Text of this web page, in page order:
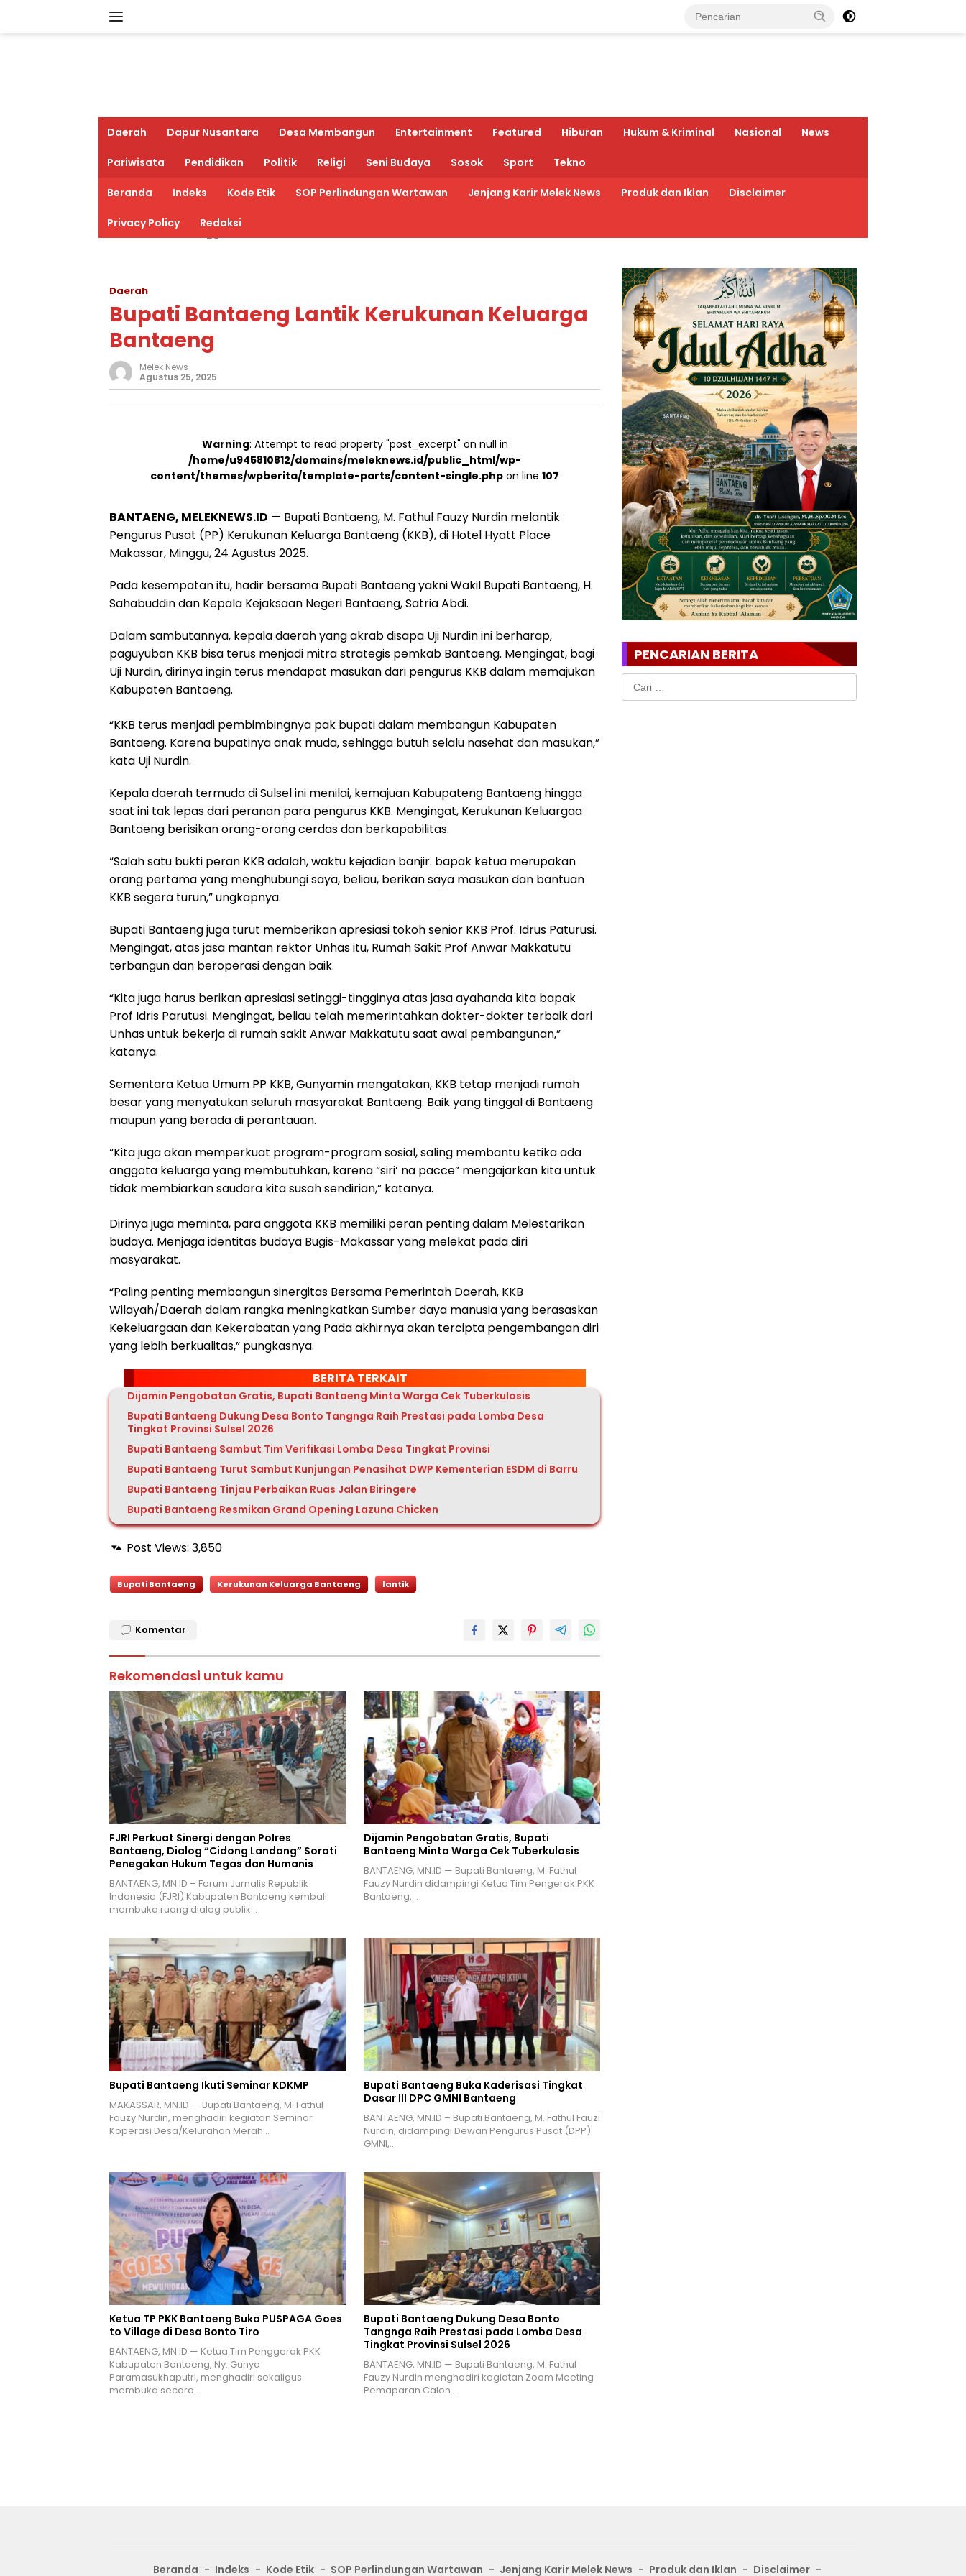
Daerah Dapur Nusantara Desa Membangun Entertainment Featured Hiburan Hukum & Kriminal Nasional News
Pariwisata Pendidikan Politik Religi Seni Budaya Sosok Sport Tekno
Beranda Indeks Kode Etik SOP Perlindungan Wartawan Jenjang Karir Melek News Produk dan Iklan Disclaimer
Privacy Policy Redaksi
Daerah
Bupati Bantaeng Lantik Kerukunan Keluarga
Bantaeng
Melek News
Agustus 25, 2025
Warning: Attempt to read property "post_excerpt" on null in
/home/u945810812/domains/meleknews.id/public_html/wp-
content/themes/wpberita/template-parts/content-single.php on line107
BANTAENG, MELEKNEWS.ID — Bupati Bantaeng, M. Fathul Fauzy Nurdin melantik
Pengurus Pusat (PP) Kerukunan Keluarga Bantaeng (KKB), di Hotel Hyatt Place
Makassar, Minggu, 24 Agustus 2025.
Pada kesempatan itu, hadir bersama Bupati Bantaeng yakni Wakil Bupati Bantaeng, H.
Sahabuddin dan Kepala Kejaksaan Negeri Bantaeng, Satria Abdi.
Dalam sambutannya, kepala daerah yang akrab disapa Uji Nurdin ini berharap,
paguyuban KKB bisa terus menjadi mitra strategis pemkab Bantaeng. Mengingat, bagi
Uji Nurdin, dirinya ingin terus mendapat masukan dari pengurus KKB dalam memajukan
Kabupaten Bantaeng.
“KKB terus menjadi pembimbingnya pak bupati dalam membangun Kabupaten
Bantaeng. Karena bupatinya anak muda, sehingga butuh selalu nasehat dan masukan,”
kata Uji Nurdin.
Kepala daerah termuda di Sulsel ini menilai, kemajuan Kabupateng Bantaeng hingga
saat ini tak lepas dari peranan para pengurus KKB. Mengingat, Kerukunan Keluargaa
Bantaeng berisikan orang-orang cerdas dan berkapabilitas.
“Salah satu bukti peran KKB adalah, waktu kejadian banjir. bapak ketua merupakan
orang pertama yang menghubungi saya, beliau, berikan saya masukan dan bantuan
KKB segera turun,” ungkapnya.
Bupati Bantaeng juga turut memberikan apresiasi tokoh senior KKB Prof. Idrus Paturusi.
Mengingat, atas jasa mantan rektor Unhas itu, Rumah Sakit Prof Anwar Makkatutu
terbangun dan beroperasi dengan baik.
“Kita juga harus berikan apresiasi setinggi-tingginya atas jasa ayahanda kita bapak
Prof Idris Parutusi. Mengingat, beliau telah memerintahkan dokter-dokter terbaik dari
Unhas untuk bekerja di rumah sakit Anwar Makkatutu saat awal pembangunan,”
katanya.
Sementara Ketua Umum PP KKB, Gunyamin mengatakan, KKB tetap menjadi rumah
besar yang menyatukan seluruh masyarakat Bantaeng. Baik yang tinggal di Bantaeng
maupun yang berada di perantauan.
“Kita juga akan memperkuat program-program sosial, saling membantu ketika ada
anggota keluarga yang membutuhkan, karena “siri’ na pacce” mengajarkan kita untuk
tidak membiarkan saudara kita susah sendirian,” katanya.
Dirinya juga meminta, para anggota KKB memiliki peran penting dalam Melestarikan
budaya. Menjaga identitas budaya Bugis-Makassar yang melekat pada diri
masyarakat.
“Paling penting membangun sinergitas Bersama Pemerintah Daerah, KKB
Wilayah/Daerah dalam rangka meningkatkan Sumber daya manusia yang berasaskan
Kekeluargaan dan Kekerabatan yang Pada akhirnya akan tercipta pengembangan diri
yang lebih berkualitas,” pungkasnya.
BERITA TERKAIT
Dijamin Pengobatan Gratis, Bupati Bantaeng Minta Warga Cek Tuberkulosis
Bupati Bantaeng Dukung Desa Bonto Tangnga Raih Prestasi pada Lomba Desa
Tingkat Provinsi Sulsel 2026
Bupati Bantaeng Sambut Tim Verifikasi Lomba Desa Tingkat Provinsi
Bupati Bantaeng Turut Sambut Kunjungan Penasihat DWP Kementerian ESDM di Barru
Bupati Bantaeng Tinjau Perbaikan Ruas Jalan Biringere
Bupati Bantaeng Resmikan Grand Opening Lazuna Chicken
Post Views: 3,850
Bupati Bantaeng Kerukunan Keluarga Bantaeng lantik
Komentar
Rekomendasi untuk kamu
FJRI Perkuat Sinergi dengan Polres
Bantaeng, Dialog “Cidong Landang” Soroti
Penegakan Hukum Tegas dan Humanis
BANTAENG, MN.ID – Forum Jurnalis Republik
Indonesia (FJRI) Kabupaten Bantaeng kembali
membuka ruang dialog publik…
Dijamin Pengobatan Gratis, Bupati
Bantaeng Minta Warga Cek Tuberkulosis
BANTAENG, MN.ID — Bupati Bantaeng, M. Fathul
Fauzy Nurdin didampingi Ketua Tim Pengerak PKK
Bantaeng,…
Bupati Bantaeng Ikuti Seminar KDKMP
MAKASSAR, MN.ID — Bupati Bantaeng, M. Fathul
Fauzy Nurdin, menghadiri kegiatan Seminar
Koperasi Desa/Kelurahan Merah…
Bupati Bantaeng Buka Kaderisasi Tingkat
Dasar III DPC GMNI Bantaeng
BANTAENG, MN.ID – Bupati Bantaeng, M. Fathul Fauzi
Nurdin, didampingi Dewan Pengurus Pusat (DPP)
GMNI,…
Ketua TP PKK Bantaeng Buka PUSPAGA Goes
to Village di Desa Bonto Tiro
BANTAENG, MN.ID — Ketua Tim Penggerak PKK
Kabupaten Bantaeng, Ny. Gunya
Paramasukhaputri, menghadiri sekaligus
membuka secara…
Bupati Bantaeng Dukung Desa Bonto
Tangnga Raih Prestasi pada Lomba Desa
Tingkat Provinsi Sulsel 2026
BANTAENG, MN.ID — Bupati Bantaeng, M. Fathul
Fauzy Nurdin menghadiri kegiatan Zoom Meeting
Pemaparan Calon…
PENCARIAN BERITA
Cari
untuk:
Beranda Indeks Kode Etik SOP Perlindungan Wartawan Jenjang Karir Melek News Produk dan Iklan Disclaimer